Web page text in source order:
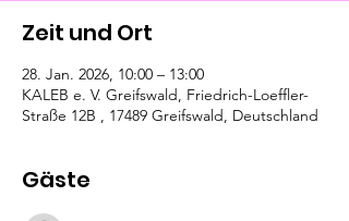
Zeit und Ort
28. Jan. 2026, 10:00 – 13:00
KALEB e. V. Greifswald, Friedrich-Loeffler-
Straße 12B , 17489 Greifswald, Deutschland
Gäste